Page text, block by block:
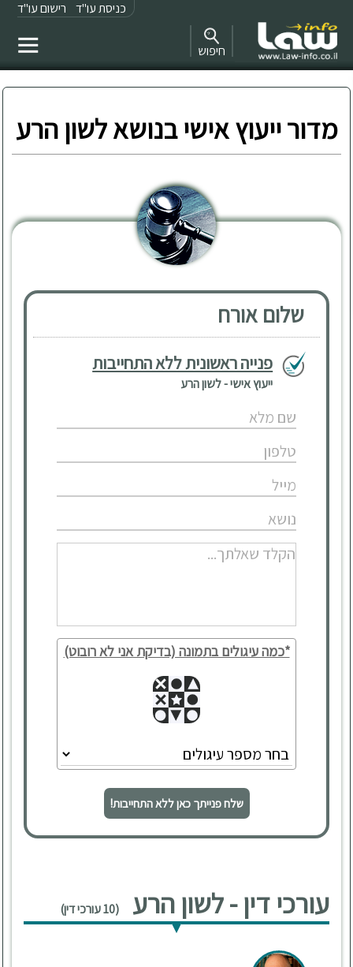
כניסת עו"ד רישום עו"ד
חיפוש
מדור ייעוץ אישי בנושא לשון הרע
שלום אורח
פנייה ראשונית ללא התחייבות
ייעוץ אישי - לשון הרע
*כמה עיגולים בתמונה (בדיקת אני לא רובוט)
שלח פנייתך כאן ללא התחייבות!
עורכי דין - לשון הרע (10 עורכי דין)